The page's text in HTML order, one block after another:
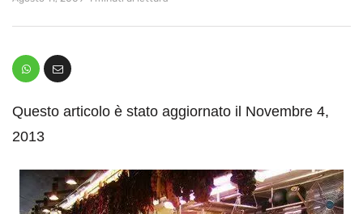
Questo articolo è stato aggiornato il Novembre 4,
2013